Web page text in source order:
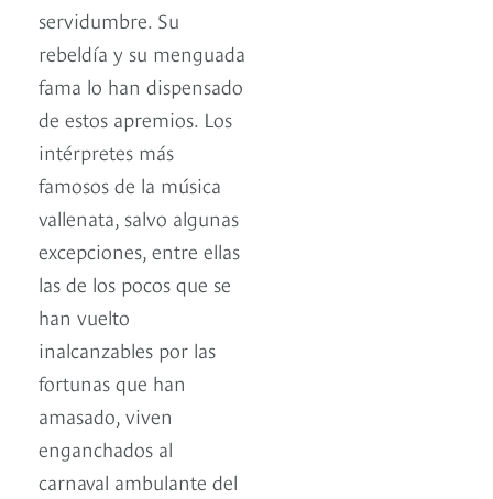
servidumbre. Su
rebeldía y su menguada
fama lo han dispensado
de estos apremios. Los
intérpretes más
famosos de la música
vallenata, salvo algunas
excepciones, entre ellas
las de los pocos que se
han vuelto
inalcanzables por las
fortunas que han
amasado, viven
enganchados al
carnaval ambulante del